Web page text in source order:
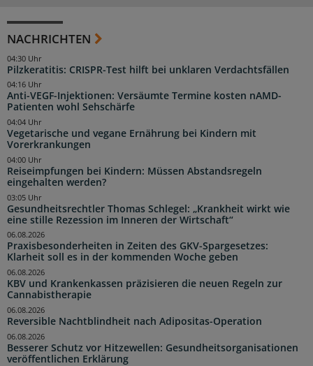
NACHRICHTEN
Pilzkeratitis: CRISPR-Test hilft bei unklaren Verdachtsfällen
04:30 Uhr
Anti-VEGF-Injektionen: Versäumte Termine kosten nAMD-
Patienten wohl Sehschärfe
04:16 Uhr
Vegetarische und vegane Ernährung bei Kindern mit
Vorerkrankungen
04:04 Uhr
Reiseimpfungen bei Kindern: Müssen Abstandsregeln
eingehalten werden?
04:00 Uhr
Gesundheitsrechtler Thomas Schlegel: „Krankheit wirkt wie
eine stille Rezession im Inneren der Wirtschaft“
03:05 Uhr
Praxisbesonderheiten in Zeiten des GKV-Spargesetzes:
Klarheit soll es in der kommenden Woche geben
06.08.2026
KBV und Krankenkassen präzisieren die neuen Regeln zur
Cannabistherapie
06.08.2026
Reversible Nachtblindheit nach Adipositas-Operation
06.08.2026
Besserer Schutz vor Hitzewellen: Gesundheitsorganisationen
veröffentlichen Erklärung
06.08.2026